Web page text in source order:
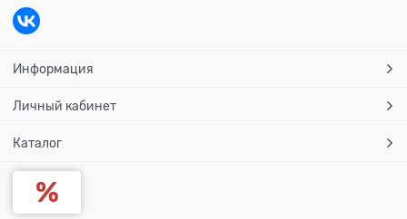
Информация
Личный кабинет
Каталог